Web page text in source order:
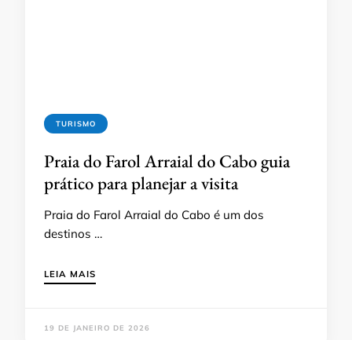
TURISMO
Praia do Farol Arraial do Cabo guia
prático para planejar a visita
Praia do Farol Arraial do Cabo é um dos
destinos …
LEIA MAIS
19 DE JANEIRO DE 2026